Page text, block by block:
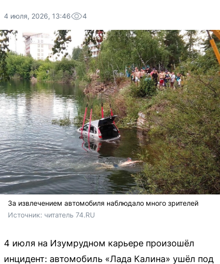
4 июля, 2026, 13:46 4
За извлечением автомобиля наблюдало много зрителей
Источник: читатель 74.RU
4 июля на Изумрудном карьере произошёл
инцидент: автомобиль «Лада Калина» ушёл под